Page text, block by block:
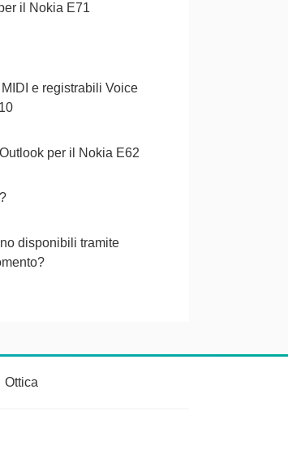
il Nokia E71
e registrabili Voice
per il Nokia E62
disponibili tramite
Ottica